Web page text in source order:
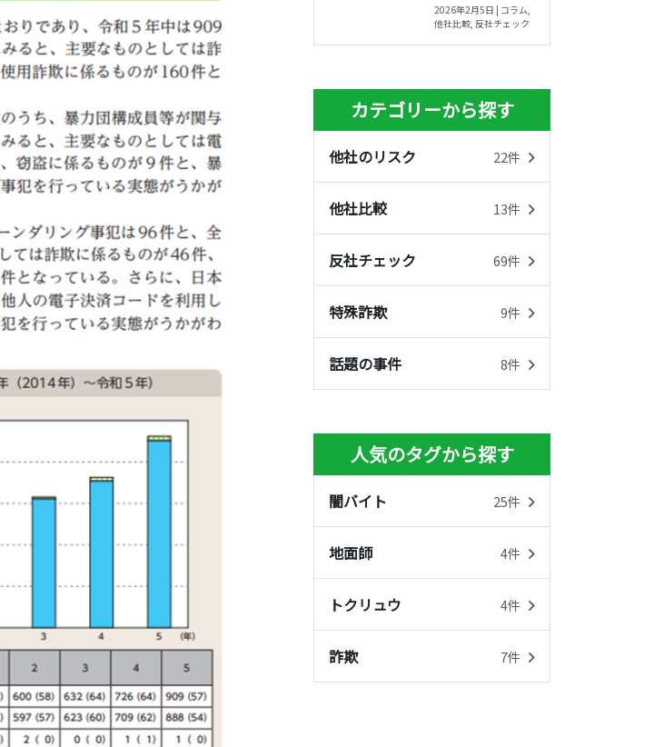
2026年2月5日 | コラム,
他社比較, 反社チェック
カテゴリーから探す
他社のリスク 22件
他社比較 13件
反社チェック 69件
特殊詐欺 9件
話題の事件 8件
人気のタグから探す
闇バイト 25件
地面師 4件
トクリュウ 4件
詐欺 7件